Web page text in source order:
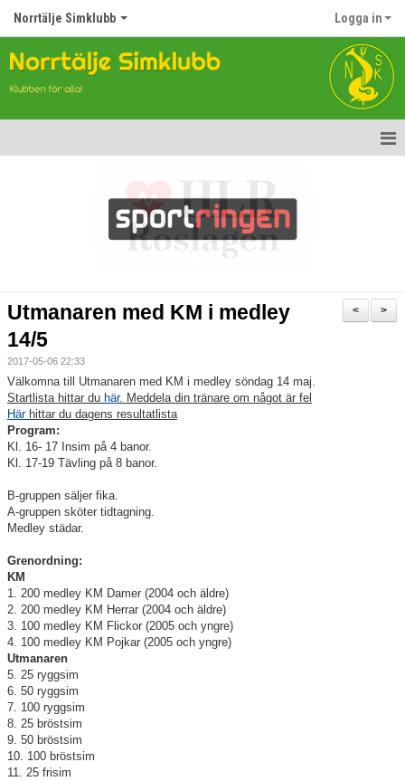
Norrtälje Simklubb Logga in
Anmälan till Simklubben
Våra tävlingar
Klubbkollektion
>
<
Utmanaren med KM i medley
14/5
2017-05-06 22:33
Välkomna till Utmanaren med KM i medley söndag 14 maj.
Startlista hittar du här. Meddela din tränare om något är fel
Här hittar du dagens resultatlista
Program:
Kl. 16- 17 Insim på 4 banor.
Kl. 17-19 Tävling på 8 banor.
B-gruppen säljer fika.
A-gruppen sköter tidtagning.
Medley städar.
Grenordning:
KM
1. 200 medley KM Damer (2004 och äldre)
2. 200 medley KM Herrar (2004 och äldre)
3. 100 medley KM Flickor (2005 och yngre)
4. 100 medley KM Pojkar (2005 och yngre)
Utmanaren
5. 25 ryggsim
6. 50 ryggsim
7. 100 ryggsim
8. 25 bröstsim
9. 50 bröstsim
10. 100 bröstsim
11. 25 frisim